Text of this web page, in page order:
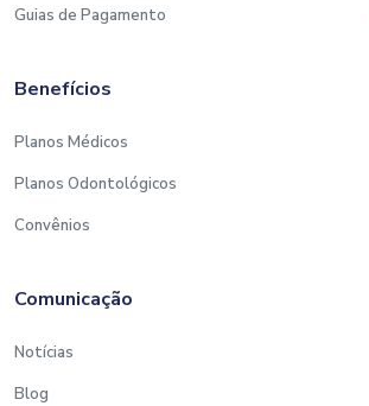
Guias de Pagamento
Benefícios
Planos Médicos
Planos Odontológicos
Convênios
Comunicação
Notícias
Blog